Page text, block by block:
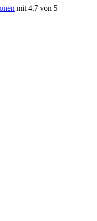
mit 4.7 von 5